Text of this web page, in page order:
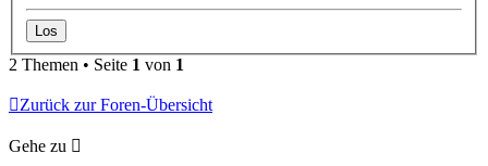
2 Themen • Seite 1 von 1
Zurück zur Foren-Übersicht
Gehe zu